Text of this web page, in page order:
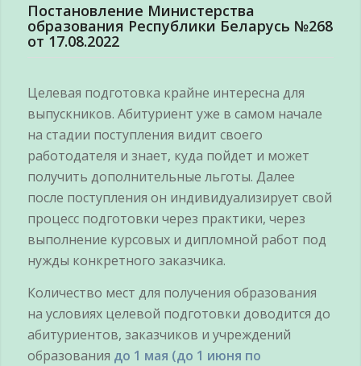
Постановление Министерства
образования Республики Беларусь №268
от 17.08.2022
Целевая подготовка крайне интересна для
выпускников. Абитуриент уже в самом начале
на стадии поступления видит своего
работодателя и знает, куда пойдет и может
получить дополнительные льготы. Далее
после поступления он индивидуализирует свой
процесс подготовки через практики, через
выполнение курсовых и дипломной работ под
нужды конкретного заказчика.
Количество мест для получения образования
на условиях целевой подготовки доводится до
абитуриентов, заказчиков и учреждений
образования до 1 мая (до 1 июня по